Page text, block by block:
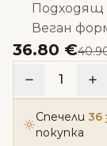
Подходящ
Веган
36.80 €
1
Спечели 36
покупка